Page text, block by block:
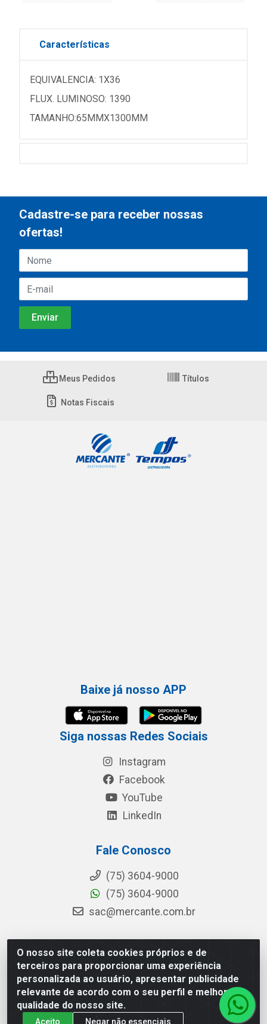
Características
EQUIVALENCIA: 1X36
FLUX. LUMINOSO: 1390
TAMANHO:65MMX1300MM
O nosso site coleta cookies próprios e de
terceiros para proporcionar uma experiência
personalizada ao usuário, apresentar publicidade
relevante de acordo com o seu perfil e melhorar a
qualidade do nosso site.
Aceito Negar não essenciais
Cadastre-se para receber nossas
ofertas!
Meus Pedidos Títulos
Notas Fiscais
Baixe já nosso APP
Siga nossas Redes Sociais
Instagram
Facebook
YouTube
LinkedIn
Fale Conosco
(75) 3604-9000
(75) 3604-9000
sac@mercante.com.br
Mercante Distribuidora - Rua Mercante, 699 - Aviário,
Feira de Santana/BA - CEP 44.096-218 - CNPJ
96.755.848/0001-08